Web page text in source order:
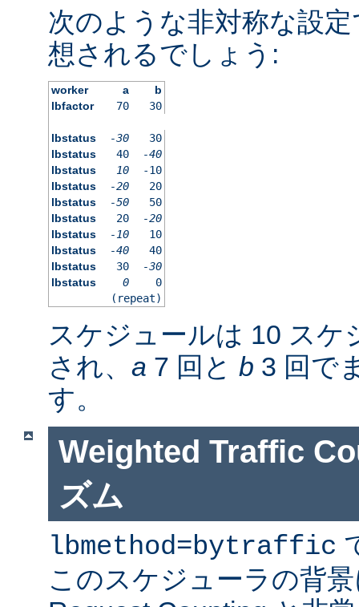
次のような非対称な設
想されるでしょう:
worker a
b
lbfactor
70 30
lbstatus -30
30
lbstatus
40
-40
lbstatus
10
-10
lbstatus
-20
20
lbstatus
-50
50
lbstatus
20
-20
lbstatus
-10
10
lbstatus
-40
40
lbstatus
30
-30
lbstatus
0
0
(repeat)
スケジュールは 10 スケ
され、 a 7 回と b 3 回で
す。
Weighted Traffic
ズム
lbmethod=bytraffic
このスケジューラの背